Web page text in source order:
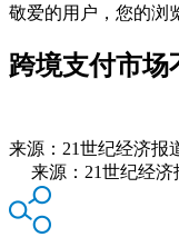
敬爱的用户，您的浏
跨境支付市
来源： 21世纪经济报
来源：21世纪经济